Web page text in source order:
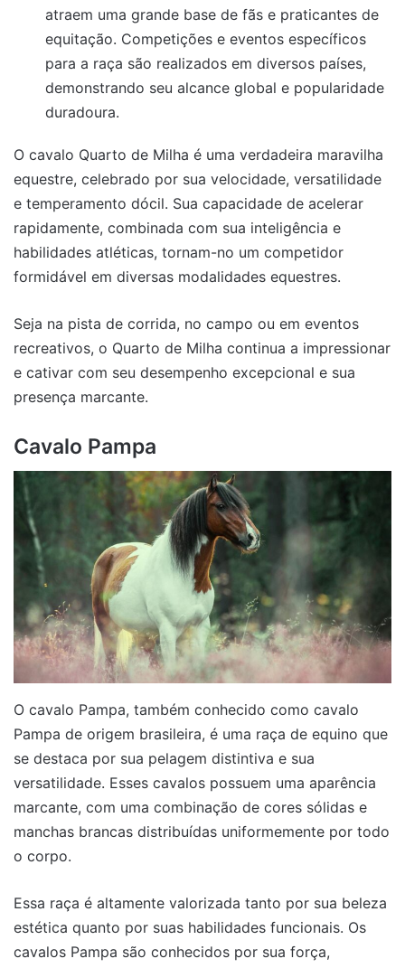
atraem uma grande base de fãs e praticantes de
equitação. Competições e eventos específicos
para a raça são realizados em diversos países,
demonstrando seu alcance global e popularidade
duradoura.
O cavalo Quarto de Milha é uma verdadeira maravilha
equestre, celebrado por sua velocidade, versatilidade
e temperamento dócil. Sua capacidade de acelerar
rapidamente, combinada com sua inteligência e
habilidades atléticas, tornam-no um competidor
formidável em diversas modalidades equestres.
Seja na pista de corrida, no campo ou em eventos
recreativos, o Quarto de Milha continua a impressionar
e cativar com seu desempenho excepcional e sua
presença marcante.
Cavalo Pampa
O cavalo Pampa, também conhecido como cavalo
Pampa de origem brasileira, é uma raça de equino que
se destaca por sua pelagem distintiva e sua
versatilidade. Esses cavalos possuem uma aparência
marcante, com uma combinação de cores sólidas e
manchas brancas distribuídas uniformemente por todo
o corpo.
Essa raça é altamente valorizada tanto por sua beleza
estética quanto por suas habilidades funcionais. Os
cavalos Pampa são conhecidos por sua força,